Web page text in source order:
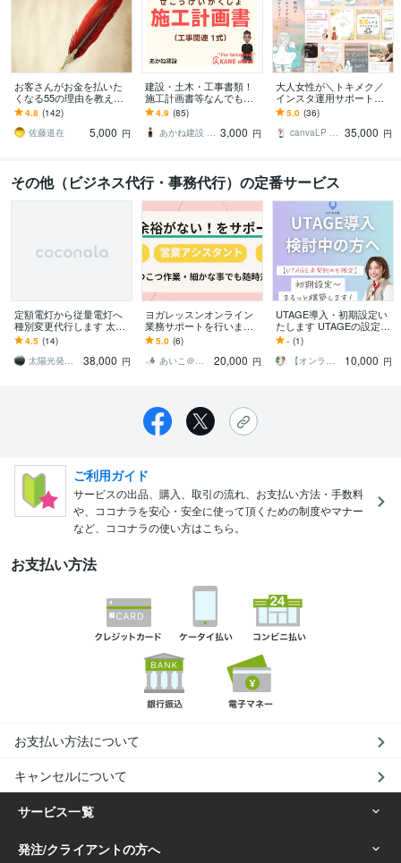
お客さんがお金を払いた
くなる55の理由を教えま
す 『自分がどうすれば人
の役にたてるのかわから
ない』ときに
4.8 (142)
佐藤道在
5,000 円
建設・土木・工事書類！
施工計画書等なんでもし
ます 【総販売200件】・
施工計画書・竣工書類・
事務・雑務など！
4.9 (85)
あかね建設 AKANEoffice 3,000 円
大人女性が＼トキメク／
インスタ運用サポートま
す 【プラチナ認定】編集
可能なテンプレもプレゼ
ント★
5.0 (36)
canvaLP ･ HP┊︎mimo39 35,000 円
その他（ビジネス代行・事務代行）の定番サービス
定額電灯から従量電灯へ
種別変更代行します 太陽
光発電所 【東北電力管
内限定】 費用削減 従
量電灯
4.5 (14)
太陽光発電所・申請から工事まで全てお任せ
38,000 円
ヨガレッスンオンライン
業務サポートを行います
オンラインでの事務代
行・サポートお任せくだ
さい
5.0 (6)
あいこ＠事務代行・営業アシスタント
20,000 円
UTAGE導入・初期設定い
たします UTAGEの設定に
不安があるあなたへ
- (1)
【オンライン秘書・UTAGE構築】なつみ
10,000 円
ご利用ガイド
サービスの出品、購入、取引の流れ、お支払い方法・手数料
や、ココナラを安心・安全に使って頂くための制度やマナー
など、ココナラの使い方はこちら。
お支払い方法
お支払い方法について
キャンセルについて